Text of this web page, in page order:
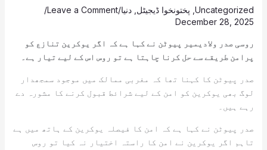
Uncategorized
, پختونخوا ڈیجیٹل دنیا/
Leave a Comment
/
December 28, 2025
روسی صدر ولادیمیر پیوٹن نے کہا ہے کہ اگر یوکرین تنازع کو
پرامن طریقے سے حل کرنا چاہتا ہے تو روس اس کے لیے تیار ہے۔
صدر پیوٹن کا کہنا تھا کہ مغربی ممالک میں موجود سمجھدار
لوگ بھی یوکرین کو امن کے لیے شرائط قبول کرنے کا مشورہ دے
رہے ہیں۔
صدر پیوٹن نے کہا ہے کہ امن کا فیصلہ یوکرین کے ہاتھ میں ہے
تاہم اگر یوکرین نے امن کا راستہ اختیار نہ کیا تو روس